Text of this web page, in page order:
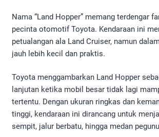
Nama “Land Hopper” memang terdengar
pecinta otomotif Toyota. Kendaraan ini
petualangan ala Land Cruiser, namun
jauh lebih kecil dan praktis.
Toyota menggambarkan Land Hopper
lanjutan ketika mobil besar tidak lagi
tertentu. Dengan ukuran ringkas dan
tinggi, kendaraan ini dirancang untuk
sempit, jalur berbatu, hingga medan